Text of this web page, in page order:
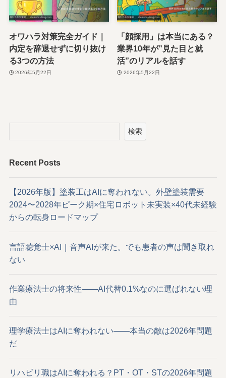
オワハラ対策完全ガイド｜
内定を辞退せずに切り抜け
る3つの方法
2026年5月22日
「顔採用」は本当にある？
業界10年が”見た目と就
活”のリアルを話す
2026年5月22日
検索
Recent Posts
【2026年版】塗装工はAIに奪われない。外壁塗装需要
2024〜2028年ピーク期×住宅ロボット未実装×40代未経験
からの転身ロードマップ
言語聴覚士×AI｜音声AIが来た。でも患者の声は聞き取れ
ない
作業療法士の将来性——AI代替0.1%なのに選ばれない理
由
理学療法士はAIに奪われない——本当の敵は2026年問題
だ
リハビリ職はAIに奪われる？PT・OT・STの2026年問題